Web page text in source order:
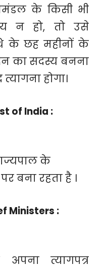
के किसी भी
न हो, तो उसे
के छह महीनों के
का सदस्य बनना
होगा।
of India :
के
बना रहता है ।
Ministers :
अपना त्यागपत्र